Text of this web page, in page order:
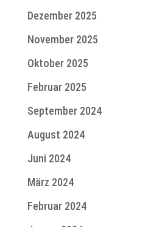
Dezember 2025
November 2025
Oktober 2025
Februar 2025
September 2024
August 2024
Juni 2024
März 2024
Februar 2024